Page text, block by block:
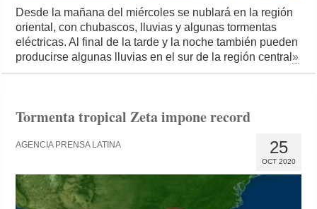
Desde la mañana del miércoles se nublará en la región
oriental, con chubascos, lluvias y algunas tormentas
eléctricas. Al final de la tarde y la noche también pueden
producirse algunas lluvias en el sur de la región central»
Tormenta tropical Zeta impone record
25
OCT 2020
AGENCIA PRENSA LATINA